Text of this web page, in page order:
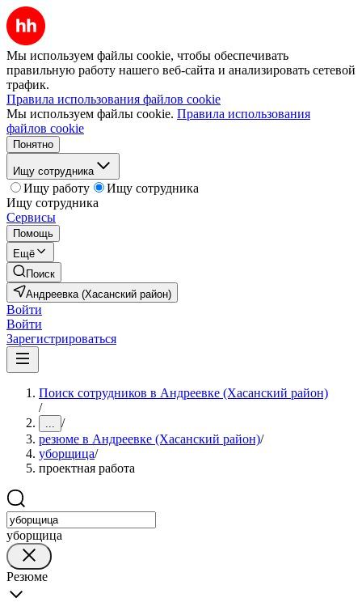
Мы используем файлы cookie, чтобы обеспечивать
правильную работу нашего веб-сайта и анализировать сетевой
трафик.
Правила использования файлов cookie
Мы используем файлы cookie. Правила использования
файлов cookie
Понятно
Ищу сотрудника
Ищу работу
Ищу сотрудника
Ищу сотрудника
Сервисы
Помощь
Ещё
Поиск
Андреевка (Хасанский район)
Войти
Войти
Зарегистрироваться
Поиск сотрудников в Андреевке (Хасанский район)
/
... /
резюме в Андреевке (Хасанский район)/
уборщица/
проектная работа
уборщица
Резюме